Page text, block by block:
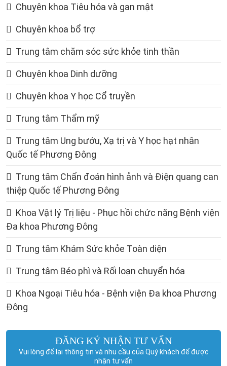
Chuyên khoa Tiêu hóa và gan mật
Chuyên khoa bổ trợ
Trung tâm chăm sóc sức khỏe tinh thần
Chuyên khoa Dinh dưỡng
Chuyên khoa Y học Cổ truyền
Trung tâm Thẩm mỹ
Trung tâm Ung bướu, Xạ trị và Y học hạt nhân
Quốc tế Phương Đông
Trung tâm Chẩn đoán hình ảnh và Điện quang can
thiệp Quốc tế Phương Đông
Khoa Vật lý Trị liệu - Phục hồi chức năng Bệnh viện
Đa khoa Phương Đông
Trung tâm Khám Sức khỏe Toàn diện
Trung tâm Béo phì và Rối loạn chuyển hóa
Khoa Ngoại Tiêu hóa - Bệnh viện Đa khoa Phương
Đông
ĐĂNG KÝ NHẬN TƯ VẤN
Vui lòng để lại thông tin và nhu cầu của Quý khách để được
nhận tư vấn